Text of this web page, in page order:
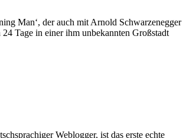
Man‘, der auch mit Arnold Schwarzenegger
Tage in einer ihm unbekannten Großstadt
Weblogger, ist das erste echte